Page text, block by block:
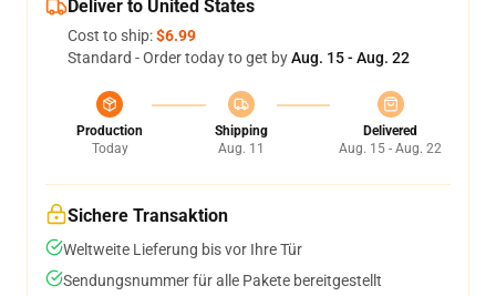
Deliver to United States
Cost to ship:$6.99
Standard - Order today to get byAug. 15 - Aug. 22
Production
Today
Shipping
Aug. 11
Delivered
Aug. 15 - Aug. 22
Sichere Transaktion
Weltweite Lieferung bis vor Ihre Tür
Sendungsnummer für alle Pakete bereitgestellt